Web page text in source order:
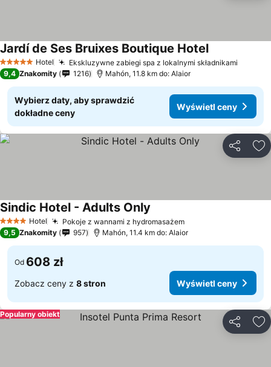
5 KategoriaHotel Ekskluzywne zabiegi spa z lokalnymi składnikami
Jardí de Ses Bruixes Boutique HotelWyświetl
9,4 Znakomity 1216 Mahón, 11.8 km do: Alaior
Wybierz daty, aby sprawdzić
dokładne ceny
Wyświetl ceny
4 KategoriaHotel Pokoje z wannami z hydromasażemWyświetl ceny
Sindic Hotel - Adults Only
9,5 Znakomity 957 Mahón, 11.4 km do: Alaior
Od 608 zł
Zobacz ceny z 8 stron Wyświetl ceny
Popularny obiekt